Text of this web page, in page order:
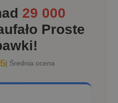
29 000
Proste
| Średnia ocena